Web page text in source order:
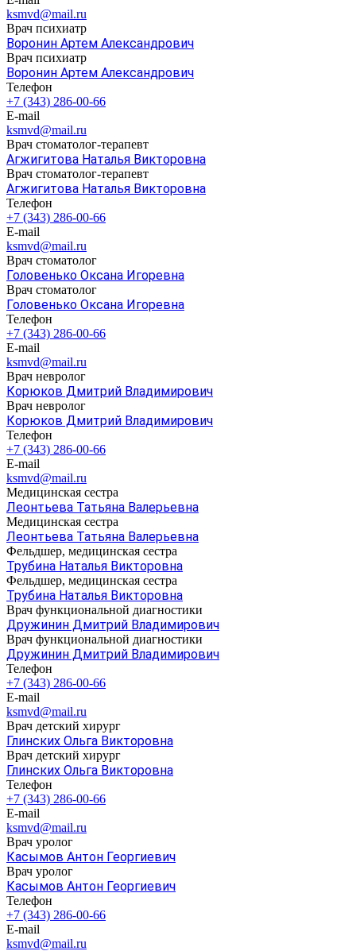
ksmvd@mail.ru
Врач психиатр
Воронин Артем Александрович
Врач психиатр
Воронин Артем Александрович
Телефон
+7 (343) 286-00-66
E-mail
ksmvd@mail.ru
Врач стоматолог-терапевт
Агжигитова Наталья Викторовна
Врач стоматолог-терапевт
Агжигитова Наталья Викторовна
Телефон
+7 (343) 286-00-66
E-mail
ksmvd@mail.ru
Врач стоматолог
Головенько Оксана Игоревна
Врач стоматолог
Головенько Оксана Игоревна
Телефон
+7 (343) 286-00-66
E-mail
ksmvd@mail.ru
Врач невролог
Корюков Дмитрий Владимирович
Врач невролог
Корюков Дмитрий Владимирович
Телефон
+7 (343) 286-00-66
E-mail
ksmvd@mail.ru
Медицинская сестра
Леонтьева Татьяна Валерьевна
Медицинская сестра
Леонтьева Татьяна Валерьевна
Фельдшер, медицинская сестра
Трубина Наталья Викторовна
Фельдшер, медицинская сестра
Трубина Наталья Викторовна
Врач функциональной диагностики
Дружинин Дмитрий Владимирович
Врач функциональной диагностики
Дружинин Дмитрий Владимирович
Телефон
+7 (343) 286-00-66
E-mail
ksmvd@mail.ru
Врач детский хирург
Глинских Ольга Викторовна
Врач детский хирург
Глинских Ольга Викторовна
Телефон
+7 (343) 286-00-66
E-mail
ksmvd@mail.ru
Врач уролог
Касымов Антон Георгиевич
Врач уролог
Касымов Антон Георгиевич
Телефон
+7 (343) 286-00-66
E-mail
ksmvd@mail.ru